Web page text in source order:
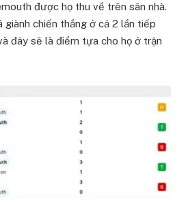
được họ thu về trên sân nhà.
chiến thắng ở cả 2 lần tiếp
đây sẽ là điểm tựa cho họ ở trận